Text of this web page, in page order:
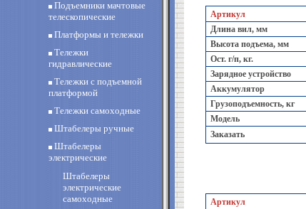
Подъемники мачтовые
телескопические
Платформы и тележки
Тележки
гидравлические
Тележки с подъемной
платформой
Тележки самоходные
Штабелеры ручные
Штабелеры
электрические
Штабелеры
электрические
самоходные
Артикул
Длина вил, мм
Высота подъема, мм
Ост. г/п, кг.
Зарядное устройство
Аккумулятор
Грузоподъемность, кг
Модель
Заказать
Артикул